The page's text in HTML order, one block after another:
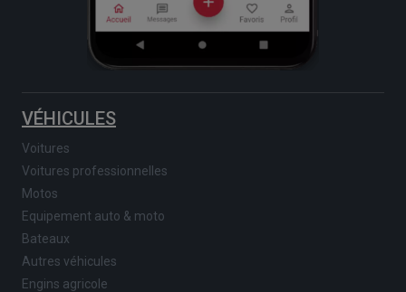
VÉHICULES
Voitures
Voitures professionnelles
Motos
Equipement auto & moto
Bateaux
Autres véhicules
Engins agricole